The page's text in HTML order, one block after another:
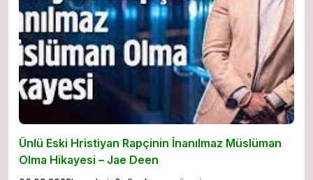
Ünlü Eski Hristiyan Rapçinin İnanılmaz Müslüman
Olma Hikayesi – Jae Deen